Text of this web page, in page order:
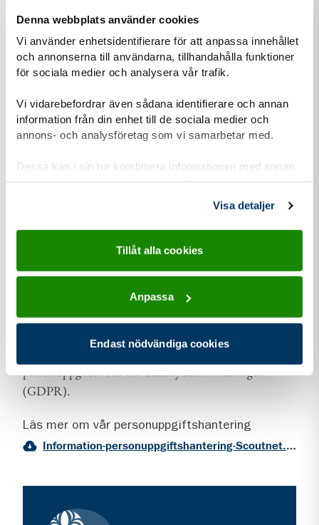
Denna webbplats använder cookies
Vi använder enhetsidentifierare för att anpassa innehållet
och annonserna till användarna, tillhandahålla funktioner
för sociala medier och analysera vår trafik.
Vi vidarebefordrar även sådana identifierare och annan
information från din enhet till de sociala medier och
annons- och analysföretag som vi samarbetar med.
Dessa kan i sin tur kombinera informationen med annan
information som du har tillhandahållit eller som de har
Visa detaljer
Tillåt alla cookies
Anpassa
Endast nödvändiga cookies
Om du har barn som vill vara med, hur gamla är den/de?
Hur hittade du hit?
Annons i sociala medier
Jag letade själv upp information
En vän/partner tipsade mig
Submit
Därför vill vi berätta om vår hantering av
personuppgifter och om dataskyddsförordningen
(GDPR).
Läs mer om vår personuppgiftshantering
Information-personuppgiftshantering-Scoutnet.pdf (PDF 129 KB)
Kontaktuppgifter